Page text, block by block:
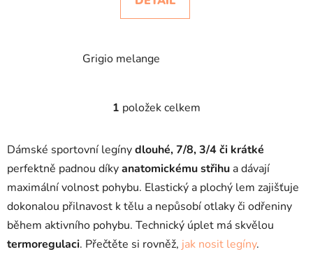
Grigio melange
O
l
á
d
a
c
í
p
r
1 položek celkem
Dámské sportovní legínydlouhé, 7/8, 3/4 či krátké
perfektně padnou díkyanatomickému střihu a dávají
maximální volnost pohybu. Elastický a plochý lem zajišťuje
dokonalou přilnavost k tělu a nepůsobí otlaky či odřeniny
během aktivního pohybu. Technický úplet má skvělou
termoregulaci. Přečtěte si rovněž, jak nosit legíny.